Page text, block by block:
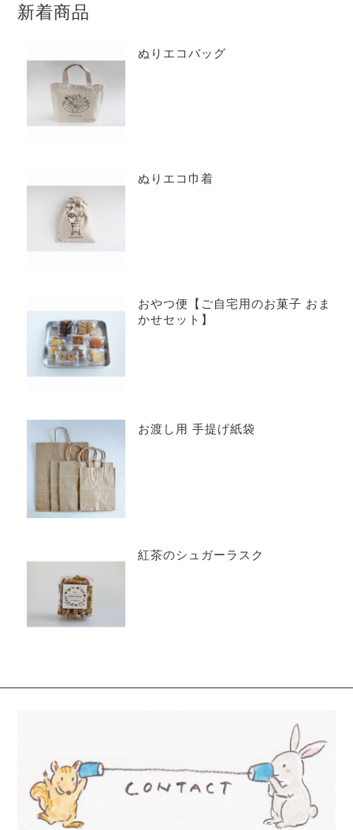
新着商品
ぬりエコバッグ
ぬりエコ巾着
おやつ便【ご自宅用のお菓子 おま
かせセット】
お渡し用 手提げ紙袋
紅茶のシュガーラスク